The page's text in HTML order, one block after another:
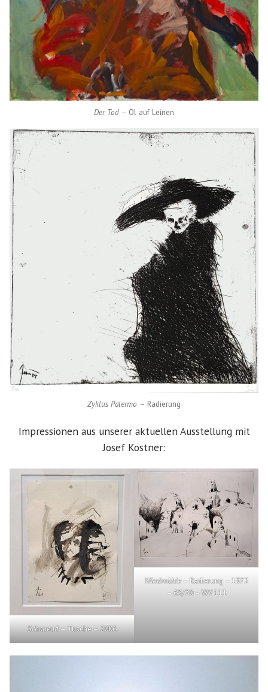
Der Tod – Öl auf Leinen
Zyklus Palermo – Radierung
Impressionen aus unserer aktuellen Ausstellung mit
Josef Kostner:
Schauend– Tusche – 2006
Windmühle– Radierung – 1972
– 63/70 – WV 111